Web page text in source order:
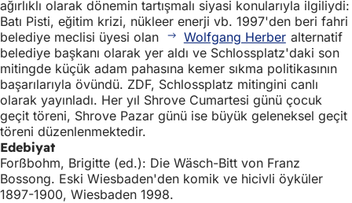
ağırlıklı olarak dönemin tartışmalı siyasi konularıyla ilgiliydi:
Batı Pisti, eğitim krizi, nükleer enerji vb. 1997'den beri fahri
belediye meclisi üyesi olan
Wolfgang Herber alternatif
belediye başkanı olarak yer aldı ve Schlossplatz'daki son
mitingde küçük adam pahasına kemer sıkma politikasının
başarılarıyla övündü. ZDF, Schlossplatz mitingini canlı
olarak yayınladı. Her yıl Shrove Cumartesi günü çocuk
geçit töreni, Shrove Pazar günü ise büyük geleneksel geçit
töreni düzenlenmektedir.
Edebiyat
Forßbohm, Brigitte (ed.): Die Wäsch-Bitt von Franz
Bossong. Eski Wiesbaden'den komik ve hicivli öyküler
1897-1900, Wiesbaden 1998.